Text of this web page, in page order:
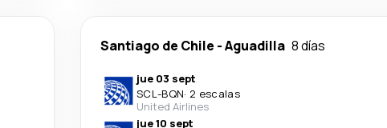
Santiago de Chile -Aguadilla 8 días
jue 03 sept
SCL-BQN· 2 escalas
United Airlines
jue 10 sept